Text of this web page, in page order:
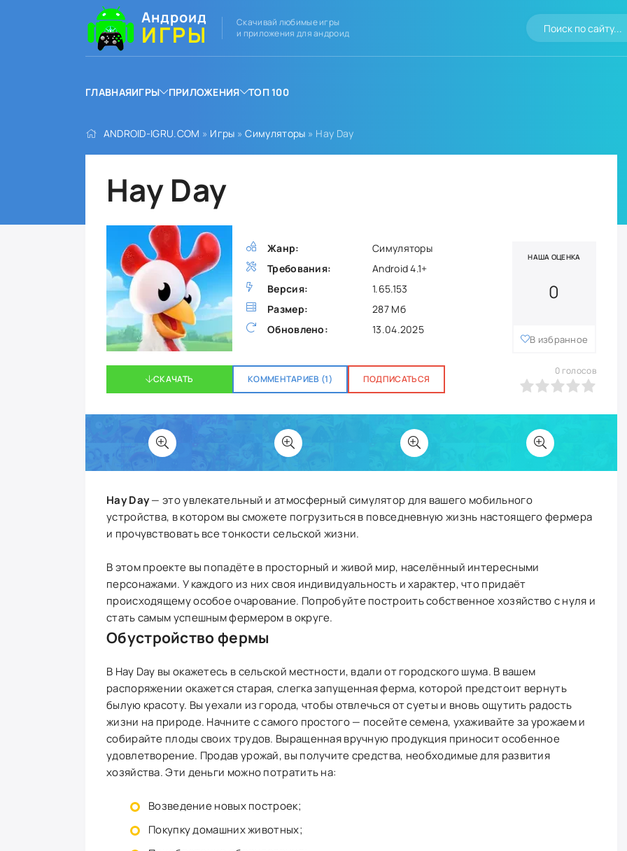
Андроид
ИГРЫ
Скачивай любимые игры
и приложения для андроид
ГЛАВНАЯИГРЫ ПРИЛОЖЕНИЯ ТОП 100
ANDROID-IGRU.COM » Игры »Симуляторы » Hay Day
Hay Day
Жанр:
Симуляторы
Требования:
Android 4.1+
Версия:
1.65.153
Размер:
287 Мб
Обновлено:
13.04.2025
НАША ОЦЕНКА
0
В избранное
СКАЧАТЬ КОММЕНТАРИЕВ (1) ПОДПИСАТЬСЯ
0
0 голосов
Hay Day— это увлекательный и атмосферный симулятор для вашего мобильного
устройства, в котором вы сможете погрузиться в повседневную жизнь настоящего фермера
и прочувствовать все тонкости сельской жизни.
В этом проекте вы попадёте в просторный и живой мир, населённый интересными
персонажами. У каждого из них своя индивидуальность и характер, что придаёт
происходящему особое очарование. Попробуйте построить собственное хозяйство с нуля и
стать самым успешным фермером в округе.
Обустройство фермы
В Hay Day вы окажетесь в сельской местности, вдали от городского шума. В вашем
распоряжении окажется старая, слегка запущенная ферма, которой предстоит вернуть
былую красоту. Вы уехали из города, чтобы отвлечься от суеты и вновь ощутить радость
жизни на природе. Начните с самого простого — посейте семена, ухаживайте за урожаем и
собирайте плоды своих трудов. Выращенная вручную продукция приносит особенное
удовлетворение. Продав урожай, вы получите средства, необходимые для развития
хозяйства. Эти деньги можно потратить на:
Возведение новых построек;
Покупку домашних животных;